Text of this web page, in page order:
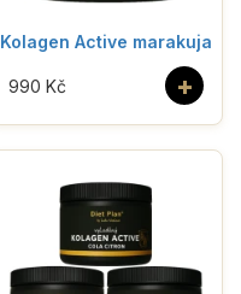
Kolagen Active marakuja
+
990 Kč